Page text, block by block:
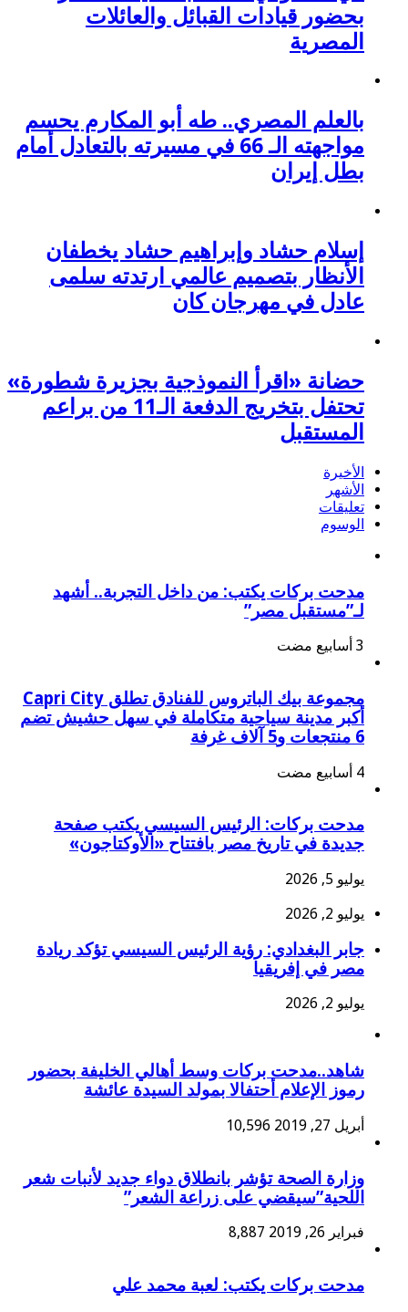
بحضور قيادات القبائل والعائلات
المصرية
بالعلم المصري.. طه أبو المكارم يحسم
مواجهته الـ 66 في مسيرته بالتعادل أمام
بطل إيران
إسلام حشاد وإبراهيم حشاد يخطفان
الأنظار بتصميم عالمي ارتدته سلمى
عادل في مهرجان كان
حضانة «اقرأ النموذجية بجزيرة شطورة»
تحتفل بتخريج الدفعة الـ11 من براعم
المستقبل
الأخيرة
الأشهر
تعليقات
الوسوم
مدحت بركات يكتب: من داخل التجربة.. أشهد
لـ”مستقبل مصر”
مجموعة بيك الباتروس للفنادق تطلق Capri City
أكبر مدينة سياحية متكاملة في سهل حشيش تضم
6 منتجعات و5 آلاف غرفة
مدحت بركات: الرئيس السيسي يكتب صفحة
جديدة في تاريخ مصر بافتتاح «الأوكتاجون»
يوليو 5, 2026
يوليو 2, 2026
جابر البغدادي: رؤية الرئيس السيسي تؤكد ريادة
مصر في إفريقيا
يوليو 2, 2026
شاهد..مدحت بركات وسط أهالي الخليفة بحضور
رموز الإعلام أحتفالا بمولد السيدة عائشة
أبريل 27, 2019 10,596
وزارة الصحة تؤشر بانطلاق دواء جديد لأنبات شعر
اللحية”سيقضي على زراعة الشعر”
فبراير 26, 2019 8,887
مدحت بركات يكتب: لعبة محمد علي